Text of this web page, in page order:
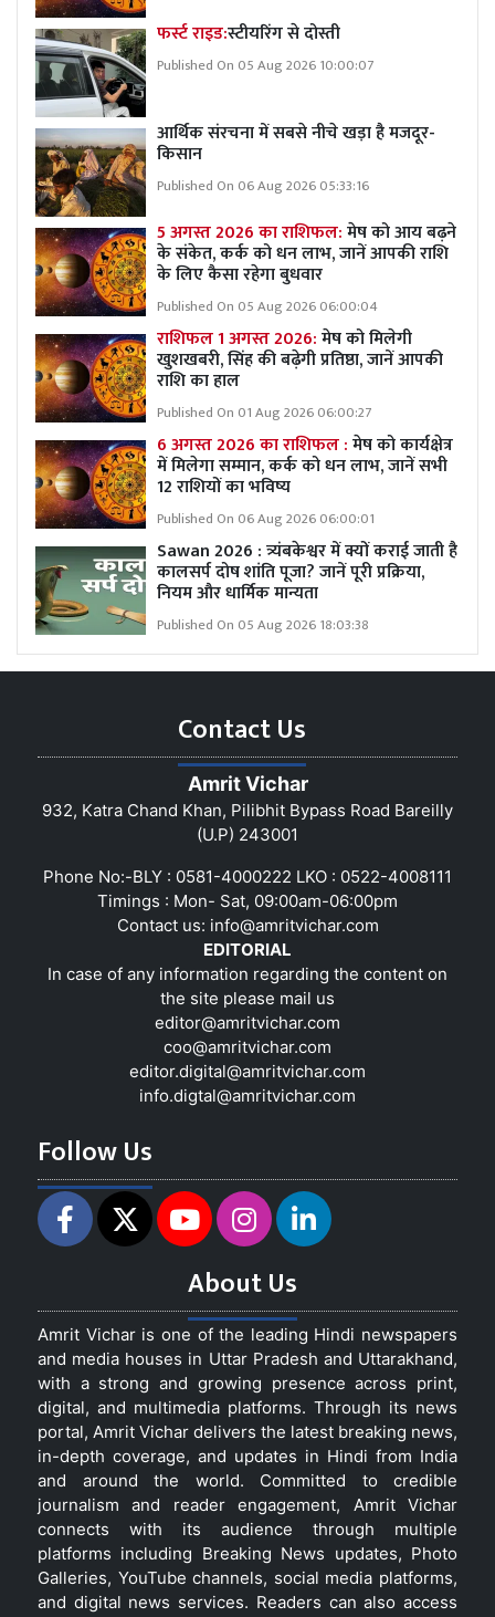
फर्स्ट राइड:स्टीयरिंग से दोस्ती
Published On 05 Aug 2026 10:00:07
आर्थिक संरचना में सबसे नीचे खड़ा है मजदूर-
किसान
Published On 06 Aug 2026 05:33:16
5 अगस्त 2026 का राशिफल:मेष को आय बढ़ने
के संकेत, कर्क को धन लाभ, जानें आपकी राशि
के लिए कैसा रहेगा बुधवार
Published On 05 Aug 2026 06:00:04
राशिफल 1 अगस्त 2026:मेष को मिलेगी
खुशखबरी, सिंह की बढ़ेगी प्रतिष्ठा, जानें आपकी
राशि का हाल
Published On 01 Aug 2026 06:00:27
6 अगस्त 2026 का राशिफल :मेष को कार्यक्षेत्र
में मिलेगा सम्मान, कर्क को धन लाभ, जानें सभी
12 राशियों का भविष्य
Published On 06 Aug 2026 06:00:01
Sawan 2026 : त्र्यंबकेश्वर में क्यों कराई जाती है
कालसर्प दोष शांति पूजा? जानें पूरी प्रक्रिया,
नियम और धार्मिक मान्यता
Published On 05 Aug 2026 18:03:38
Contact Us
Amrit Vichar
932, Katra Chand Khan, Pilibhit Bypass Road Bareilly
(U.P) 243001
Phone No:-BLY : 0581-4000222 LKO : 0522-4008111
Timings : Mon- Sat, 09:00am-06:00pm
Contact us: info@amritvichar.com
EDITORIAL
In case of any information regarding the content on
the site please mail us
editor@amritvichar.com
coo@amritvichar.com
editor.digital@amritvichar.com
info.digtal@amritvichar.com
Follow Us
About Us
Amrit Vichar is one of the leading Hindi newspapers
and media houses in Uttar Pradesh and Uttarakhand,
with a strong and growing presence across print,
digital, and multimedia platforms. Through its news
portal, Amrit Vichar delivers the latest breaking news,
in-depth coverage, and updates in Hindi from India
and around the world. Committed to credible
journalism and reader engagement, Amrit Vichar
connects with its audience through multiple
platforms including Breaking News updates, Photo
Galleries, YouTube channels, social media platforms,
and digital news services. Readers can also access